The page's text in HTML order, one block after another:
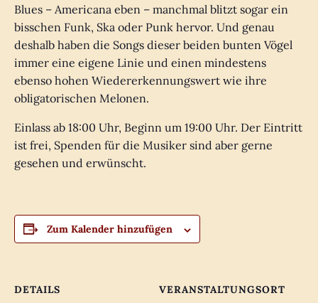
Blues – Americana eben – manchmal blitzt sogar ein
bisschen Funk, Ska oder Punk hervor. Und genau
deshalb haben die Songs dieser beiden bunten Vögel
immer eine eigene Linie und einen mindestens
ebenso hohen Wiedererkennungswert wie ihre
obligatorischen Melonen.
Einlass ab 18:00 Uhr, Beginn um 19:00 Uhr. Der Eintritt
ist frei, Spenden für die Musiker sind aber gerne
gesehen und erwünscht.
Zum Kalender hinzufügen
DETAILS VERANSTALTUNGSORT